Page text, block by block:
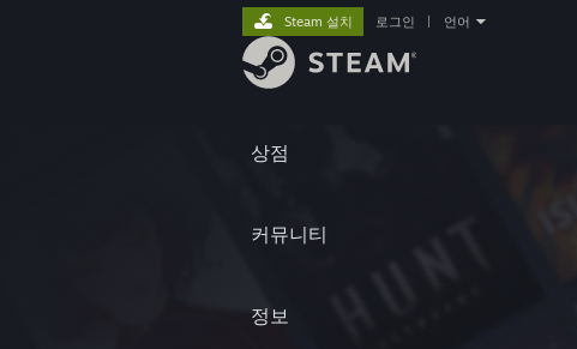
상점
커뮤니티
정보
Steam 설치 로그인 언어